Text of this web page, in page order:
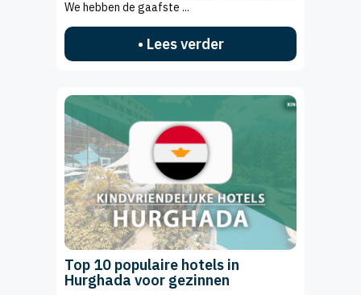
We hebben de gaafste ...
• Lees verder
Top 10 populaire hotels in
Hurghada voor gezinnen